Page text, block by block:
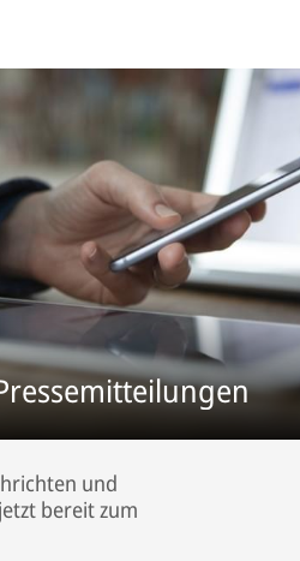
und
bereit zum